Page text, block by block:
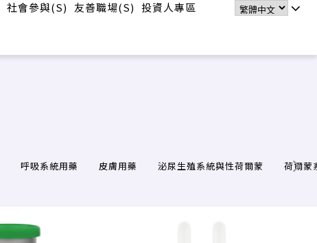
社會參與(S) 友善職場(S) 投資人專區
呼吸系統用藥 皮膚用藥 泌尿生殖系統與性荷爾蒙 荷爾蒙